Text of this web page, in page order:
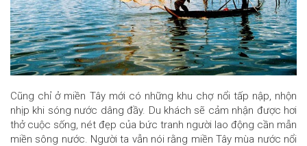
Cũng chỉ ở miền Tây mới có những khu chợ nổi tấp nập, nhộn
nhịp khi sóng nước dâng đầy. Du khách sẽ cảm nhận được hơi
thở cuộc sống, nét đẹp của bức tranh người lao động cần mẫn
miền sông nước. Người ta vẫn nói rằng miền Tây mùa nước nổi